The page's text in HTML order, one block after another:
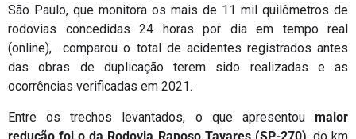
São Paulo, que monitora os mais de 11 mil quilômetros de
rodovias concedidas 24 horas por dia em tempo real
(online), comparou o total de acidentes registrados antes
das obras de duplicação terem sido realizadas e as
ocorrências verificadas em 2021.
Entre os trechos levantados, o que apresentou maior